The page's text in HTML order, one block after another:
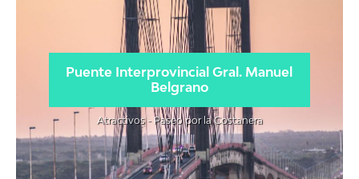
Puente Interprovincial Gral. Manuel
Belgrano
Atractivos - Paseo por la Costanera